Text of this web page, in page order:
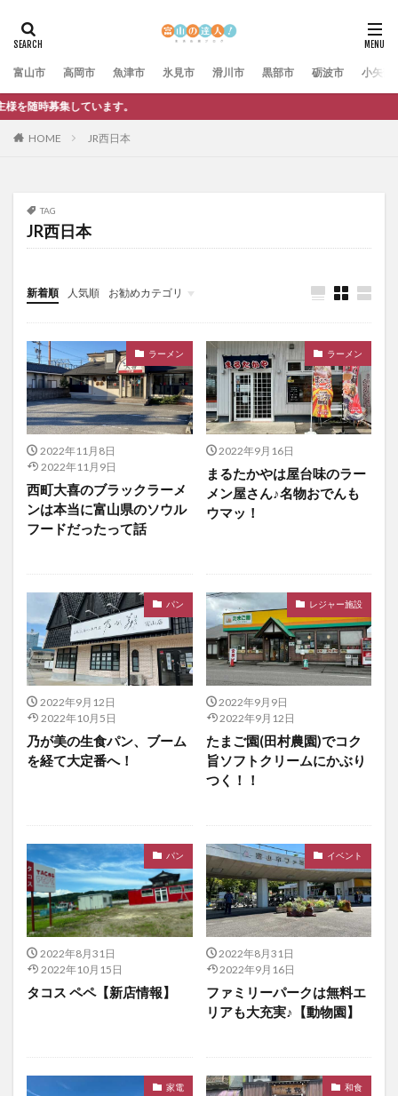
富山市 高岡市 魚津市 氷見市 滑川市 黒部市 砺波市 小矢部
HOME JR西日本
TAG
JR西日本
新着順 人気順 お勧めカテゴリ
未分類
ラーメン
2022年11月8日
2022年11月9日
西町大喜のブラックラーメ
ンは本当に富山県のソウル
フードだったって話
ラーメン
2022年9月16日
まるたかやは屋台味のラー
メン屋さん♪名物おでんも
ウマッ！
パン
2022年9月12日
2022年10月5日
乃が美の生食パン、ブーム
を経て大定番へ！
レジャー施設
2022年9月9日
2022年9月12日
たまご園(田村農園)でコク
旨ソフトクリームにかぶり
つく！！
パン
2022年8月31日
2022年10月15日
タコス ペペ【新店情報】
イベント
2022年8月31日
2022年9月16日
ファミリーパークは無料エ
リアも大充実♪【動物園】
家電 和食